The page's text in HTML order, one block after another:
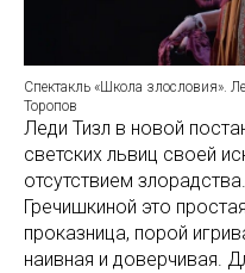
Спектакль «Школа злословия».
Торопов
Леди Тизл в новой
светских львиц своей
отсутствием
Гречишкиной это
проказница, порой
наивная и доверчивая.